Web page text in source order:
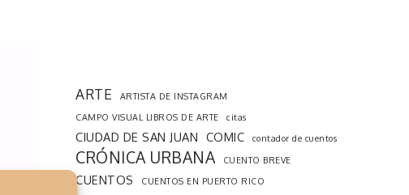
ARTE
ARTISTA DE INSTAGRAM
CAMPO VISUAL LIBROS DE ARTE
citas
CIUDAD DE SAN JUAN COMIC contador de cuentos
CRÓNICA URBANA CUENTO BREVE
CUENTOS
CUENTOS EN PUERTO RICO